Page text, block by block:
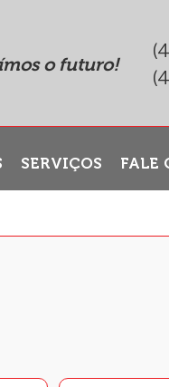
o futuro!
SERVIÇOS FALE